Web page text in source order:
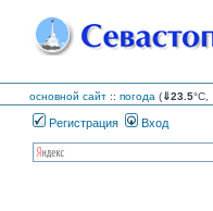
основной сайт :: погода (⇓23.5°C,
Регистрация Вход